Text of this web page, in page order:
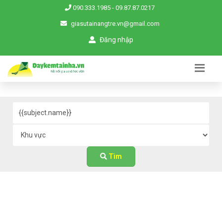
090.333.1985 - 09.87.87.0217
giasutainangtre.vn@gmail.com
Đăng nhập
Tìm